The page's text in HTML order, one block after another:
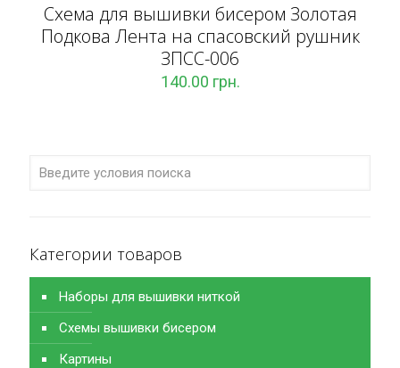
Схема для вышивки бисером Золотая
Подкова Лента на спасовский рушник
ЗПCC-006
140.00 грн.
Категории товаров
Наборы для вышивки ниткой
Схемы вышивки бисером
Картины